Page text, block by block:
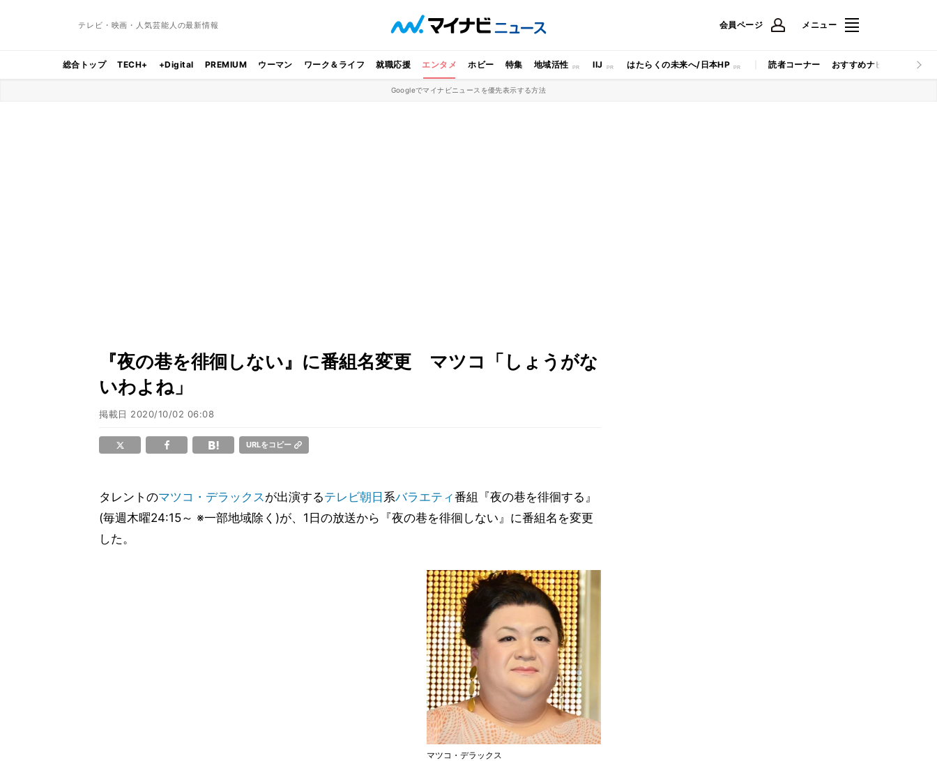
テレビ・映画・人気芸能人の最新情報 会員ページ メニュー
総合トップ TECH+ +Digital PREMIUM ウーマン ワーク＆ライフ 就職応援 エンタメ ホビー 特集 地域活性 IIJ はたらくの未来へ/日本HP 読者コーナー おすすめナビ マイナビ
Googleでマイナビニュースを優先表示する方法
『夜の巷を徘徊しない』に番組名変更 マツコ「しょうがな
いわよね」
掲載日 2020/10/02 06:08
URLをコピー
タレントのマツコ・デラックスが出演するテレビ朝日 系バラエティ番組『夜の巷を徘徊する』
(毎週木曜24:15～ ※一部地域除く)が、1日の放送から『夜の巷を徘徊しない』に番組名を変更
した。
マツコ・デラックス